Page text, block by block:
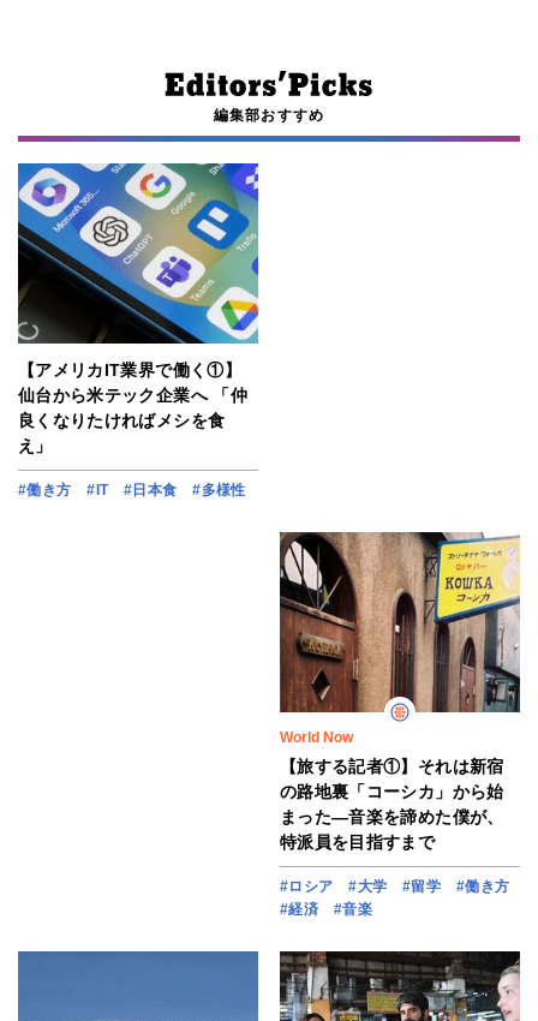
編集部おすすめ
【アメリカIT業界で働く①】
仙台から米テック企業へ 「仲
良くなりたければメシを食
え」
#働き方 #IT #日本食 #多様性
World Now
【旅する記者①】それは新宿
の路地裏「コーシカ」から始
まった―音楽を諦めた僕が、
特派員を目指すまで
#ロシア #大学 #留学
#働き方
#経済
#音楽